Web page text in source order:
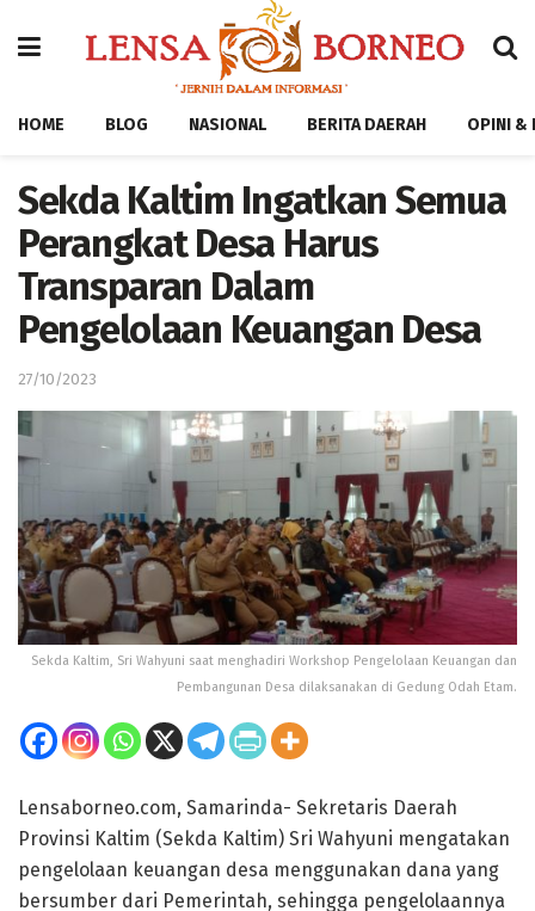
HOME BLOG NASIONAL BERITA DAERAH OPINI &
Sekda Kaltim Ingatkan Semua
Perangkat Desa Harus
Transparan Dalam
Pengelolaan Keuangan Desa
27/10/2023
Sekda Kaltim, Sri Wahyuni saat menghadiri Workshop Pengelolaan Keuangan dan
Pembangunan Desa dilaksanakan di Gedung Odah Etam.
Lensaborneo.com, Samarinda- Sekretaris Daerah
Provinsi Kaltim (Sekda Kaltim) Sri Wahyuni mengatakan
pengelolaan keuangan desa menggunakan dana yang
bersumber dari Pemerintah, sehingga pengelolaannya